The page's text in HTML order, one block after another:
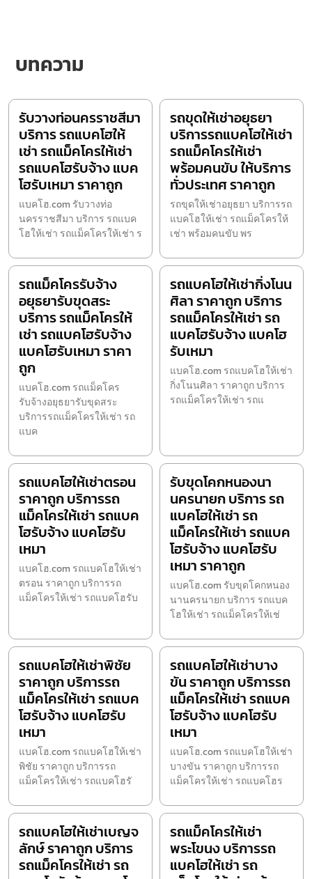
บทความ
รับวางท่อนครราชสีมา
บริการ รถแบคโฮให้
เช่า รถแม็คโครให้เช่า
รถแบคโฮรับจ้าง แบค
โฮรับเหมา ราคาถูก
แบคโฮ.com รับวางท่อ
นครราชสีมา บริการ รถแบค
โฮให้เช่า รถแม็คโครให้เช่า ร
รถขุดให้เช่าอยุธยา
บริการรถแบคโฮให้เช่า
รถแม็คโครให้เช่า
พร้อมคนขับ ให้บริการ
ทั่วประเทศ ราคาถูก
รถขุดให้เช่าอยุธยา บริการรถ
แบคโฮให้เช่า รถแม็คโครให้
เช่า พร้อมคนขับ พร
รถแม็คโครรับจ้าง
อยุธยารับขุดสระ
บริการ รถแม็คโครให้
เช่า รถแบคโฮรับจ้าง
แบคโฮรับเหมา ราคา
ถูก
แบคโฮ.com รถแม็คโคร
รับจ้างอยุธยารับขุดสระ
บริการรถแม็คโครให้เช่า รถ
แบค
รถแบคโฮให้เช่ากิ่งโนน
ศิลา ราคาถูก บริการ
รถแม็คโครให้เช่า รถ
แบคโฮรับจ้าง แบคโฮ
รับเหมา
แบคโฮ.com รถแบคโฮให้เช่า
กิ่งโนนศิลา ราคาถูก บริการ
รถแม็คโครให้เช่า รถแ
รถแบคโฮให้เช่าตรอน
ราคาถูก บริการรถ
แม็คโครให้เช่า รถแบค
โฮรับจ้าง แบคโฮรับ
เหมา
แบคโฮ.com รถแบคโฮให้เช่า
ตรอน ราคาถูก บริการรถ
แม็คโครให้เช่า รถแบคโฮรับ
รับขุดโคกหนองนา
นครนายก บริการ รถ
แบคโฮให้เช่า รถ
แม็คโครให้เช่า รถแบค
โฮรับจ้าง แบคโฮรับ
เหมา ราคาถูก
แบคโฮ.com รับขุดโคกหนอง
นานครนายก บริการ รถแบค
โฮให้เช่า รถแม็คโครให้เช่
รถแบคโฮให้เช่าพิชัย
ราคาถูก บริการรถ
แม็คโครให้เช่า รถแบค
โฮรับจ้าง แบคโฮรับ
เหมา
แบคโฮ.com รถแบคโฮให้เช่า
พิชัย ราคาถูก บริการรถ
แม็คโครให้เช่า รถแบคโฮรั
รถแบคโฮให้เช่าบาง
ขัน ราคาถูก บริการรถ
แม็คโครให้เช่า รถแบค
โฮรับจ้าง แบคโฮรับ
เหมา
แบคโฮ.com รถแบคโฮให้เช่า
บางขัน ราคาถูก บริการรถ
แม็คโครให้เช่า รถแบคโฮร
รถแบคโฮให้เช่าเบญจ
ลักษ์ ราคาถูก บริการ
รถแม็คโครให้เช่า รถ
รถแม็คโครให้เช่า
พระโขนง บริการรถ
แบคโฮให้เช่า รถ